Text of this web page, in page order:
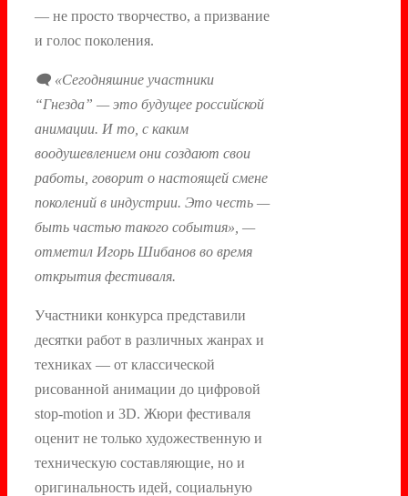
— не просто творчество, а призвание
и голос поколения.
🗨 «Сегодняшние участники
“Гнезда” — это будущее российской
анимации. И то, с каким
воодушевлением они создают свои
работы, говорит о настоящей смене
поколений в индустрии. Это честь —
быть частью такого события», —
отметил Игорь Шибанов во время
открытия фестиваля.
Участники конкурса представили
десятки работ в различных жанрах и
техниках — от классической
рисованной анимации до цифровой
stop-motion и 3D. Жюри фестиваля
оценит не только художественную и
техническую составляющие, но и
оригинальность идей, социальную